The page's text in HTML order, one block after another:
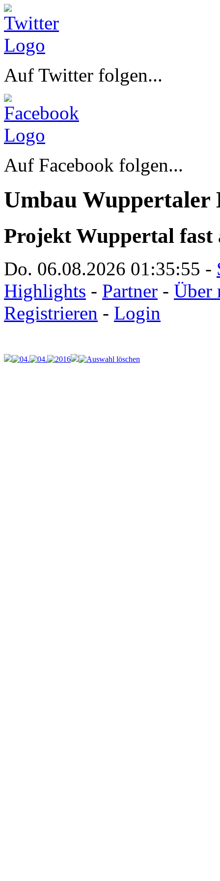
Auf Twitter folgen...
Auf Facebook folgen...
Umbau Wuppertaler
Projekt Wuppertal fast
Do. 06.08.2026 01:35:55 -
Highlights - Partner - Über
Registrieren - Login